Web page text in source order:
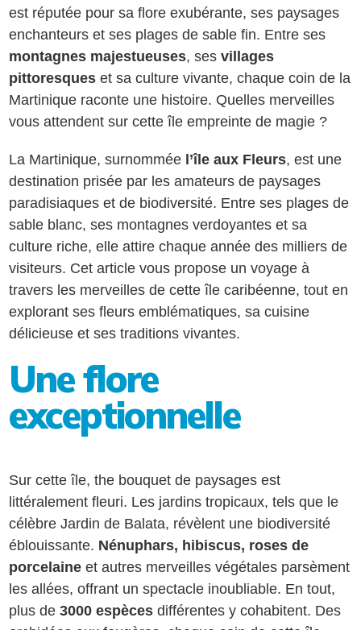
est réputée pour sa flore exubérante, ses paysages
enchanteurs et ses plages de sable fin. Entre ses
montagnes majestueuses, sesvillages
pittoresques et sa culture vivante, chaque coin de la
Martinique raconte une histoire. Quelles merveilles
vous attendent sur cette île empreinte de magie ?
La Martinique, surnommée l’île aux Fleurs, est une
destination prisée par les amateurs de paysages
paradisiaques et de biodiversité. Entre ses plages de
sable blanc, ses montagnes verdoyantes et sa
culture riche, elle attire chaque année des milliers de
visiteurs. Cet article vous propose un voyage à
travers les merveilles de cette île caribéenne, tout en
explorant ses fleurs emblématiques, sa cuisine
délicieuse et ses traditions vivantes.
Une flore
exceptionnelle
Sur cette île, the bouquet de paysages est
littéralement fleuri. Les jardins tropicaux, tels que le
célèbre Jardin de Balata, révèlent une biodiversité
éblouissante. Nénuphars, hibiscus, roses de
porcelaine et autres merveilles végétales parsèment
les allées, offrant un spectacle inoubliable. En tout,
plus de3000 espèces différentes y cohabitent. Des